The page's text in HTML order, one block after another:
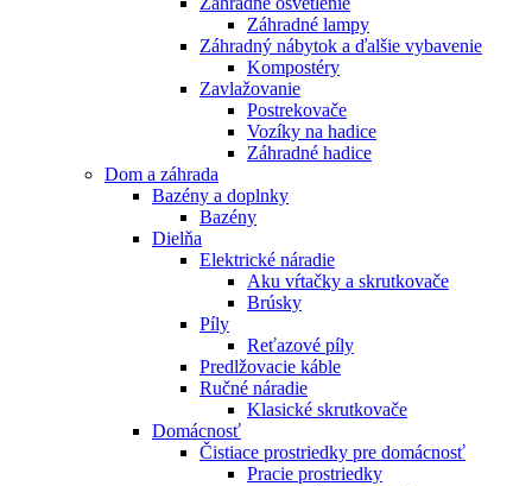
Záhradné lampy
Záhradný nábytok a ďalšie vybavenie
Kompostéry
Zavlažovanie
Postrekovače
Vozíky na hadice
Záhradné hadice
Dom a záhrada
Bazény a doplnky
Bazény
Dielňa
Elektrické náradie
Aku vŕtačky a skrutkovače
Brúsky
Píly
Reťazové píly
Predlžovacie káble
Ručné náradie
Klasické skrutkovače
Domácnosť
Čistiace prostriedky pre domácnosť
Pracie prostriedky